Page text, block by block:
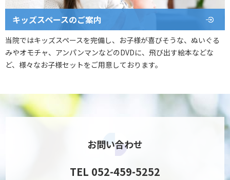
キッズスペースのご案内
当院ではキッズスペースを完備し、お子様が喜びそうな、ぬいぐる
みやオモチャ、アンパンマンなどのDVDに、飛び出す絵本などな
ど、様々なお子様セットをご用意しております。
お問い合わせ
TEL 052-459-5252